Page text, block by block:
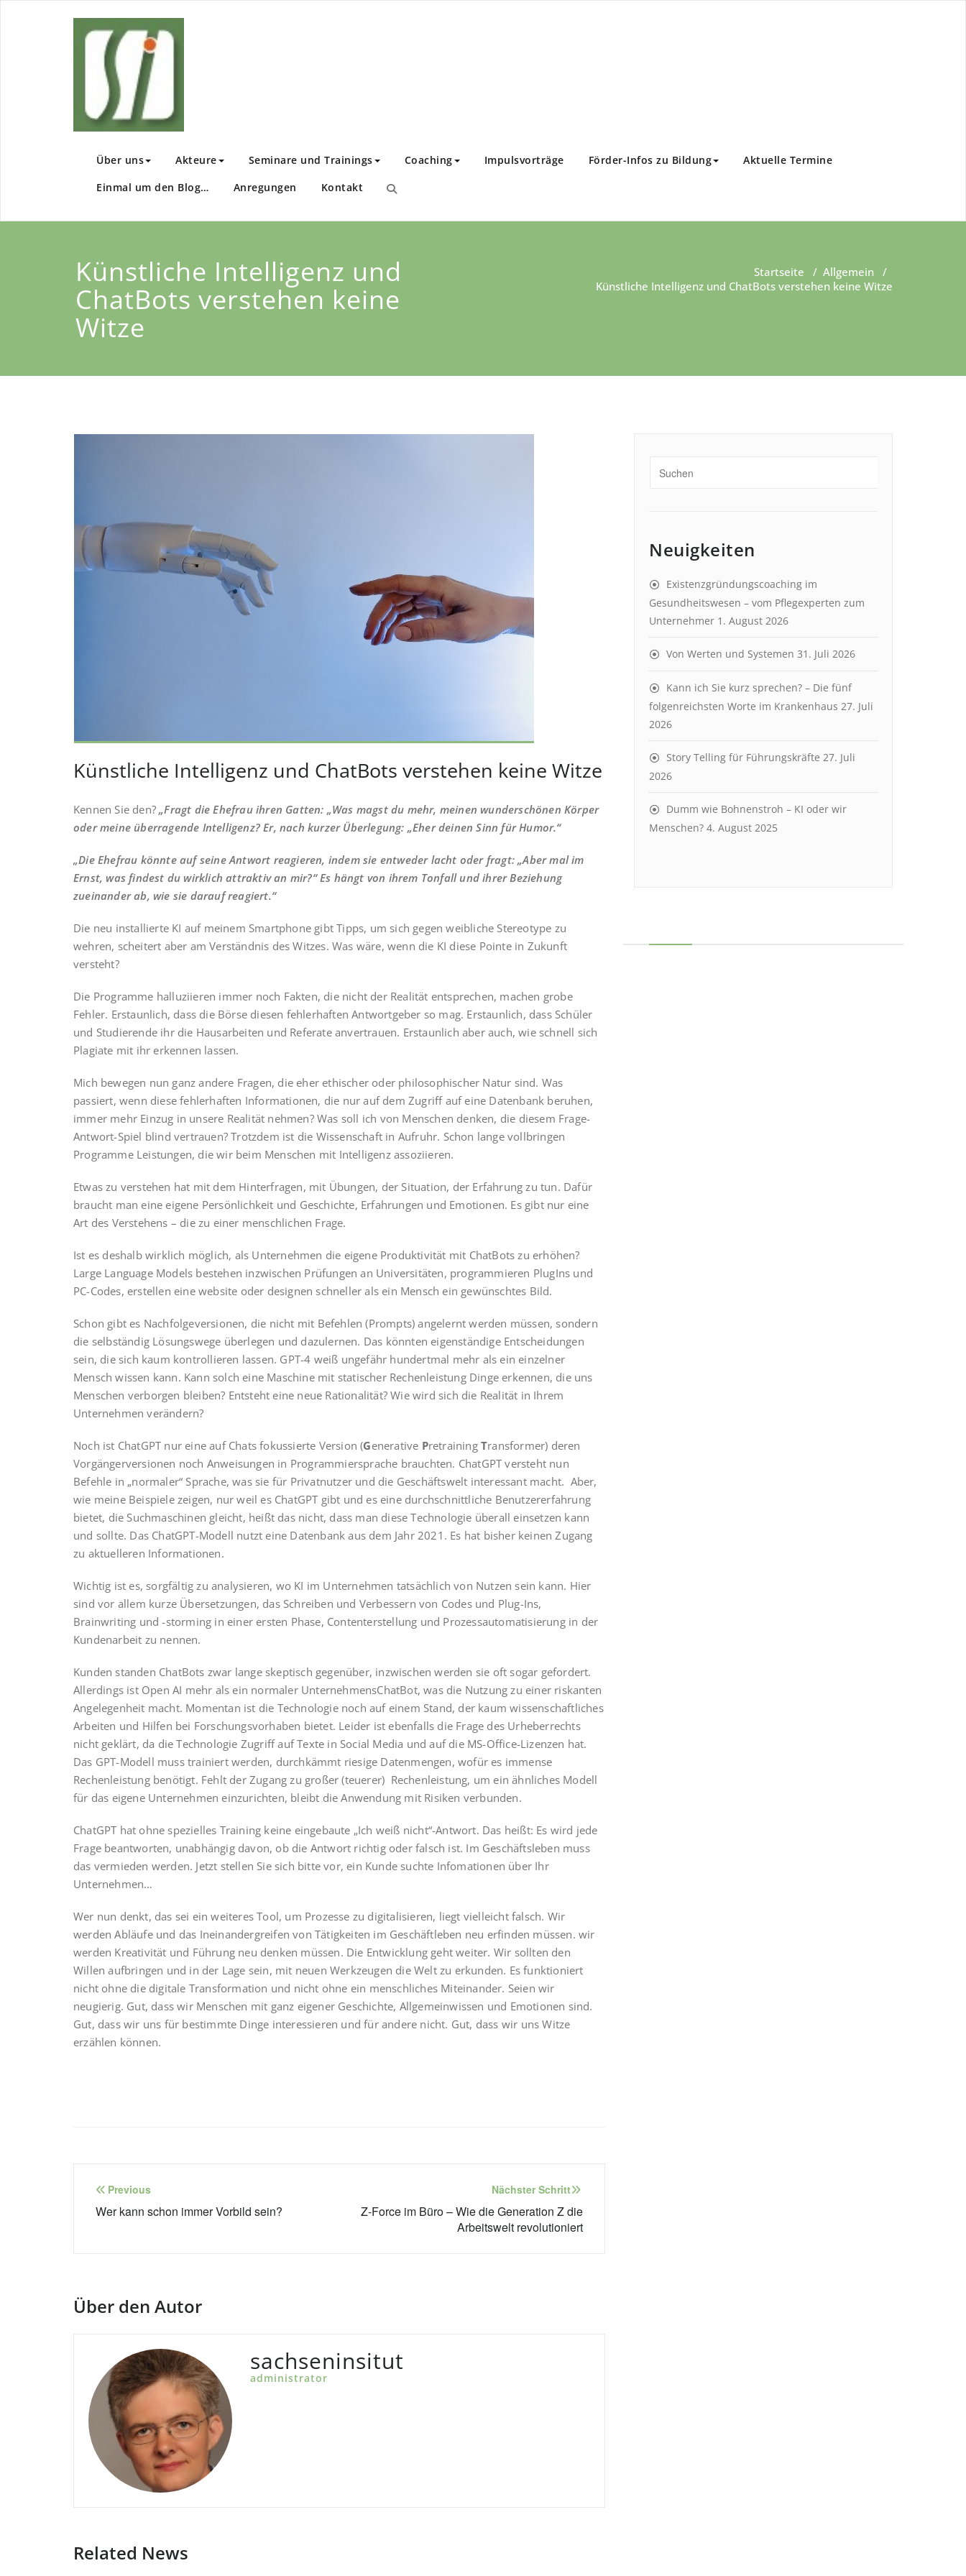
Über uns Akteure Seminare und Trainings Coaching Impulsvorträge Förder-Infos zu Bildung
Aktuelle Termine
Einmal um den Blog…
Anregungen Kontakt
Künstliche Intelligenz und
ChatBots verstehen keine
Witze
Startseite / Allgemein /
Künstliche Intelligenz und ChatBots verstehen keine Witze
Künstliche Intelligenz und ChatBots verstehen keine Witze
Kennen Sie den?„Fragt die Ehefrau ihren Gatten: „Was magst du mehr, meinen wunderschönen Körper
oder meine überragende Intelligenz?Er, nach kurzer Überlegung: „Eher deinen Sinn für Humor.“
„Die Ehefrau könnte auf seine Antwort reagieren, indem sie entweder lacht oder fragt: „Aber mal im
Ernst, was findest du wirklich attraktiv an mir?“ Es hängt von ihrem Tonfall und ihrer Beziehung
zueinander ab, wie sie darauf reagiert.“
Die neu installierte KI auf meinem Smartphone gibt Tipps, um sich gegen weibliche Stereotype zu
wehren, scheitert aber am Verständnis des Witzes. Was wäre, wenn die KI diese Pointe in Zukunft
versteht?
Die Programme halluziieren immer noch Fakten, die nicht der Realität entsprechen, machen grobe
Fehler. Erstaunlich, dass die Börse diesen fehlerhaften Antwortgeber so mag. Erstaunlich, dass Schüler
und Studierende ihr die Hausarbeiten und Referate anvertrauen. Erstaunlich aber auch, wie schnell sich
Plagiate mit ihr erkennen lassen.
Mich bewegen nun ganz andere Fragen, die eher ethischer oder philosophischer Natur sind. Was
passiert, wenn diese fehlerhaften Informationen, die nur auf dem Zugriff auf eine Datenbank beruhen,
immer mehr Einzug in unsere Realität nehmen? Was soll ich von Menschen denken, die diesem Frage-
Antwort-Spiel blind vertrauen? Trotzdem ist die Wissenschaft in Aufruhr. Schon lange vollbringen
Programme Leistungen, die wir beim Menschen mit Intelligenz assoziieren.
Etwas zu verstehen hat mit dem Hinterfragen, mit Übungen, der Situation, der Erfahrung zu tun. Dafür
braucht man eine eigene Persönlichkeit und Geschichte, Erfahrungen und Emotionen. Es gibt nur eine
Art des Verstehens – die zu einer menschlichen Frage.
Ist es deshalb wirklich möglich, als Unternehmen die eigene Produktivität mit ChatBots zu erhöhen?
Large Language Models bestehen inzwischen Prüfungen an Universitäten, programmieren PlugIns und
PC-Codes, erstellen eine website oder designen schneller als ein Mensch ein gewünschtes Bild.
Schon gibt es Nachfolgeversionen, die nicht mit Befehlen (Prompts) angelernt werden müssen, sondern
die selbständig Lösungswege überlegen und dazulernen. Das könnten eigenständige Entscheidungen
sein, die sich kaum kontrollieren lassen. GPT-4 weiß ungefähr hundertmal mehr als ein einzelner
Mensch wissen kann. Kann solch eine Maschine mit statischer Rechenleistung Dinge erkennen, die uns
Menschen verborgen bleiben? Entsteht eine neue Rationalität? Wie wird sich die Realität in Ihrem
Unternehmen verändern?
Noch ist ChatGPT nur eine auf Chats fokussierte Version (Generative PretrainingTransformer) deren
Vorgängerversionen noch Anweisungen in Programmiersprache brauchten. ChatGPT versteht nun
Befehle in „normaler“ Sprache, was sie für Privatnutzer und die Geschäftswelt interessant macht. Aber,
wie meine Beispiele zeigen, nur weil es ChatGPT gibt und es eine durchschnittliche Benutzererfahrung
bietet, die Suchmaschinen gleicht, heißt das nicht, dass man diese Technologie überall einsetzen kann
und sollte. Das ChatGPT-Modell nutzt eine Datenbank aus dem Jahr 2021. Es hat bisher keinen Zugang
zu aktuelleren Informationen.
Wichtig ist es, sorgfältig zu analysieren, wo KI im Unternehmen tatsächlich von Nutzen sein kann. Hier
sind vor allem kurze Übersetzungen, das Schreiben und Verbessern von Codes und Plug-Ins,
Brainwriting und -storming in einer ersten Phase, Contenterstellung und Prozessautomatisierung in der
Kundenarbeit zu nennen.
Kunden standen ChatBots zwar lange skeptisch gegenüber, inzwischen werden sie oft sogar gefordert.
Allerdings ist Open AI mehr als ein normaler UnternehmensChatBot, was die Nutzung zu einer riskanten
Angelegenheit macht. Momentan ist die Technologie noch auf einem Stand, der kaum wissenschaftliches
Arbeiten und Hilfen bei Forschungsvorhaben bietet. Leider ist ebenfalls die Frage des Urheberrechts
nicht geklärt, da die Technologie Zugriff auf Texte in Social Media und auf die MS-Office-Lizenzen hat.
Das GPT-Modell muss trainiert werden, durchkämmt riesige Datenmengen, wofür es immense
Rechenleistung benötigt. Fehlt der Zugang zu großer (teuerer) Rechenleistung, um ein ähnliches Modell
für das eigene Unternehmen einzurichten, bleibt die Anwendung mit Risiken verbunden.
ChatGPT hat ohne spezielles Training keine eingebaute „Ich weiß nicht“-Antwort. Das heißt: Es wird jede
Frage beantworten, unabhängig davon, ob die Antwort richtig oder falsch ist. Im Geschäftsleben muss
das vermieden werden. Jetzt stellen Sie sich bitte vor, ein Kunde suchte Infomationen über Ihr
Unternehmen…
Wer nun denkt, das sei ein weiteres Tool, um Prozesse zu digitalisieren, liegt vielleicht falsch. Wir
werden Abläufe und das Ineinandergreifen von Tätigkeiten im Geschäftleben neu erfinden müssen. wir
werden Kreativität und Führung neu denken müssen. Die Entwicklung geht weiter. Wir sollten den
Willen aufbringen und in der Lage sein, mit neuen Werkzeugen die Welt zu erkunden. Es funktioniert
nicht ohne die digitale Transformation und nicht ohne ein menschliches Miteinander. Seien wir
neugierig. Gut, dass wir Menschen mit ganz eigener Geschichte, Allgemeinwissen und Emotionen sind.
Gut, dass wir uns für bestimmte Dinge interessieren und für andere nicht. Gut, dass wir uns Witze
erzählen können.
Beitragsnavigation
Previous
Wer kann schon immer Vorbild sein?
Nächster Schritt
Z-Force im Büro – Wie die Generation Z die
Arbeitswelt revolutioniert
Über den Autor
sachseninsitut
administrator
Related News
Neuigkeiten
Existenzgründungscoaching im
Gesundheitswesen – vom Pflegexperten zum
Unternehmer 1. August 2026
Von Werten und Systemen 31. Juli 2026
Kann ich Sie kurz sprechen? – Die fünf
folgenreichsten Worte im Krankenhaus 27. Juli
2026
Story Telling für Führungskräfte 27. Juli
2026
Dumm wie Bohnenstroh – KI oder wir
Menschen? 4. August 2025